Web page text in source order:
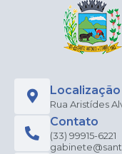
Localização
Rua Aristídes
Contato
(33) 99915-6221